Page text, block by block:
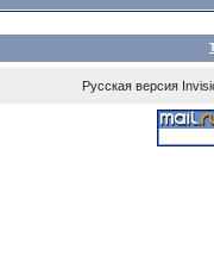
Русская версия